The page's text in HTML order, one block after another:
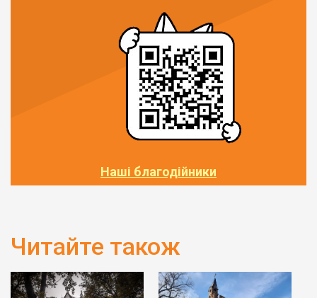
Наші благодійники
Читайте також